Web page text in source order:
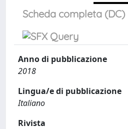
Scheda completa (DC)
Anno di pubblicazione
2018
Lingua/e di pubblicazione
Italiano
Rivista